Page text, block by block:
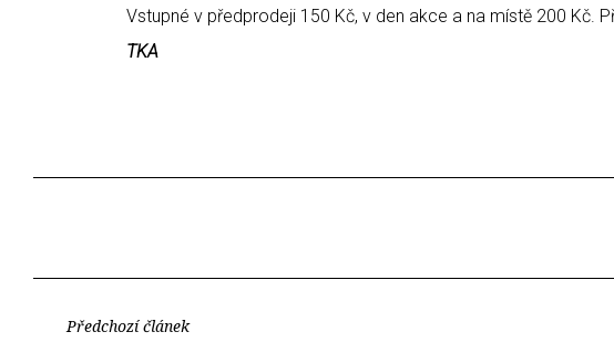
Vstupné v předprodeji 150 Kč, v den akce a na místě 200 Kč.
TKA
Předchozí článek